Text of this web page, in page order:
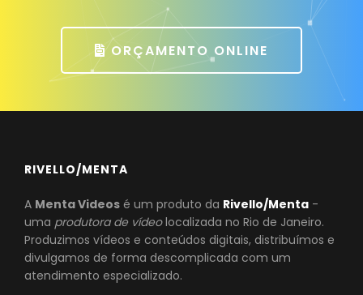
ORÇAMENTO ONLINE
RIVELLO/MENTA
A Menta Videos é um produto da Rivello/Menta -
uma produtora de vídeolocalizada no Rio de Janeiro.
Produzimos vídeos e conteúdos digitais, distribuímos e
divulgamos de forma descomplicada com um
atendimento especializado.